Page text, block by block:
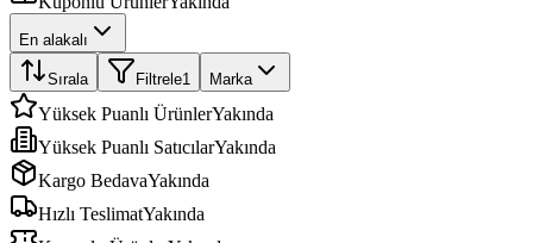
En alakalı
Sırala Filtrele1 Marka
Yüksek Puanlı ÜrünlerYakında
Yüksek Puanlı SatıcılarYakında
Kargo BedavaYakında
Hızlı TeslimatYakında